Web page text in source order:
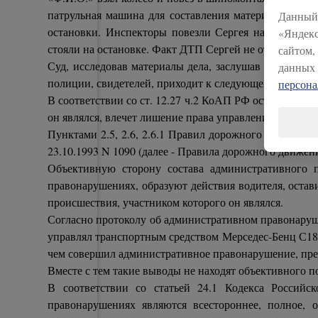
Данный
данных
патрульная машина для составления материала.
остановки. Инспекторы повезли Сергея на
стояли на остановке. Факт ДТП Сергей не отрицал,
Суд, исследовав материалы дела, заслушав лицо, в
полиции, свидетелей, приходит к следующему.
В соответствии со ст. 12.27 ч.2 КоАП РФ оставление
он являлся, влечет лишение права управления
Пунктами 2.5, 2.6, 2.6.1 Правил дорожного движения
23.10.1993 N 1090 (далее - Правила дорожного
Объективную сторону состава
правонарушениях, образуют действия водителя,
происшествия, участником которого он являлся.
Согласно протоколу об административном
управлял транспортным средством Мерседес-Бенц
чем совершил административное правонарушение,
Вместе с тем такие выводы не находят объективного
В соответствии со статьей 24.1 Кодекса
правонарушениях являются всестороннее, полное,